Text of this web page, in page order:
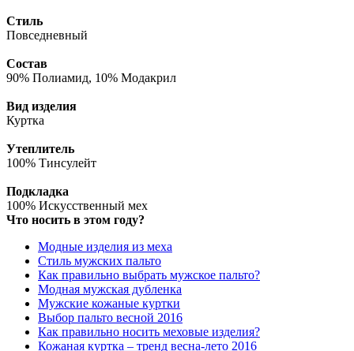
Стиль
Повседневный
Состав
90% Полиамид, 10% Модакрил
Вид изделия
Куртка
Утеплитель
100% Тинсулейт
Подкладка
100% Искусственный мех
Что носить в этом году?
Модные изделия из меха
Стиль мужских пальто
Как правильно выбрать мужское пальто?
Модная мужская дубленка
Мужские кожаные куртки
Выбор пальто весной 2016
Как правильно носить меховые изделия?
Кожаная куртка – тренд весна-лето 2016